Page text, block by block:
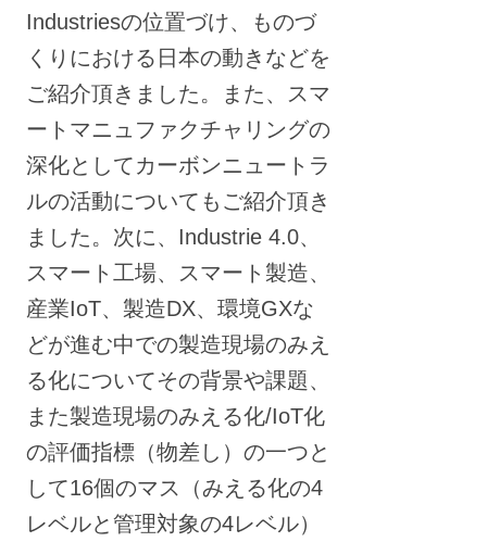
Industriesの位置づけ、ものづ
くりにおける日本の動きなどを
ご紹介頂きました。また、スマ
ートマニュファクチャリングの
深化としてカーボンニュートラ
ルの活動についてもご紹介頂き
ました。次に、Industrie 4.0、
スマート工場、スマート製造、
産業IoT、製造DX、環境GXな
どが進む中での製造現場のみえ
る化についてその背景や課題、
また製造現場のみえる化/IoT化
の評価指標（物差し）の一つと
して16個のマス（みえる化の4
レベルと管理対象の4レベル）